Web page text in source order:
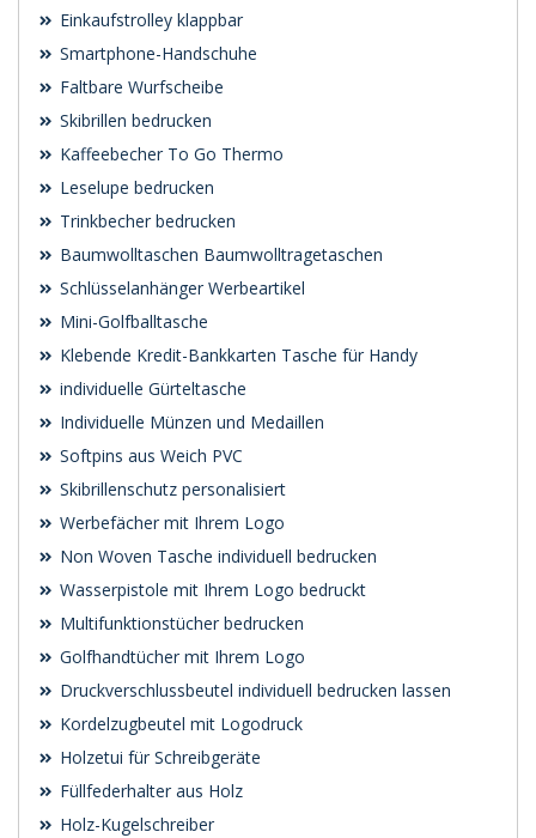
Einkaufstrolley klappbar
Smartphone-Handschuhe
Faltbare Wurfscheibe
Skibrillen bedrucken
Kaffeebecher To Go Thermo
Leselupe bedrucken
Trinkbecher bedrucken
Baumwolltaschen Baumwolltragetaschen
Schlüsselanhänger Werbeartikel
Mini-Golfballtasche
Klebende Kredit-Bankkarten Tasche für Handy
individuelle Gürteltasche
Individuelle Münzen und Medaillen
Softpins aus Weich PVC
Skibrillenschutz personalisiert
Werbefächer mit Ihrem Logo
Non Woven Tasche individuell bedrucken
Wasserpistole mit Ihrem Logo bedruckt
Multifunktionstücher bedrucken
Golfhandtücher mit Ihrem Logo
Druckverschlussbeutel individuell bedrucken lassen
Kordelzugbeutel mit Logodruck
Holzetui für Schreibgeräte
Füllfederhalter aus Holz
Holz-Kugelschreiber